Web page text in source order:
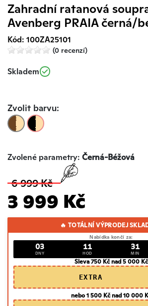
Zahradní ratanová
Avenberg PRAIA černá/
Kód: 100ZA25101
(0 recenzí)
Skladem
Zvolit barvu:
Zvolené parametry: Černá-Béžová
6 999 Kč
3 999 Kč
🔥 TOTÁLNÍ VÝPRODEJ
Nabídka končí za:
03
DNY
11
HOD
31
MIN
Sleva 750 Kč nad 5 000 Kč
EXTRA
nebo 1 500 Kč nad 10 000